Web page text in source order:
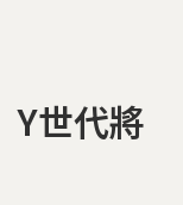
世代將